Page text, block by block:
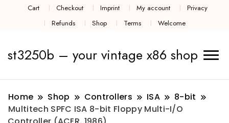
Cart Checkout Imprint My account
Privacy
Refunds
Shop Terms Welcome
st3250b – your vintage x86 shop
Home Shop Controllers ISA
8-bit
Multitech SPFC ISA 8-bit Floppy Multi-I/O